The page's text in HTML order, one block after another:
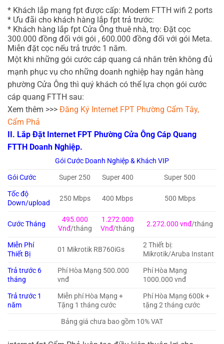
* Khách lắp mạng fpt được cấp: Modem FTTH wifi 2 ports
* Ưu đãi cho khách hàng lắp fpt trả trước:
* Khách hàng lắp fpt Cửa Ông thuê nhà, trọ: Đặt cọc
300.000 đồng đối với gói , 600.000 đồng đối với gói Meta.
Miễn đặt cọc nếu trả trước 1 năm.
Một khi những gói cước cáp quang cá nhân trên không đủ
mạnh phục vụ cho những doanh nghiệp hay ngân hàng
phường Cửa Ông thì quý khách có thể lựa chọn gói cước
cáp quang FTTH sau:
Xem thêm >>> Đăng Ký Internet FPT Phường Cẩm Tây,
Cẩm Phả
II. Lắp Đặt Internet FPT Phường Cửa Ông Cáp Quang
FTTH Doanh Nghiệp.
Gói Cước Doanh Nghiệp & Khách VIP
Gói Cước
Super 250 Super 400
Super 500
Tốc độ
Down/upload
250 Mbps 400 Mbps 500 Mbps
Cước Tháng
495.000
Vnđ/tháng
1.272.000
Vnđ/tháng
2.272.000 vnđ/tháng
Miễn Phí
Thiết Bị
01 Mikrotik RB760iGs
2 Thiết bị:
Mikrotik/Aruba Instant
Trả trước 6
tháng
Phí Hòa Mạng 500.000
vnđ
Phí Hòa Mạng
1000.000 vnđ
Trả trước 1
năm
Miễn phí Hòa Mạng +
Tặng 1 tháng cước
Phí Hòa Mạng 600k +
tặng 2 tháng cước
Bảng giá chưa bao gồm 10% VAT